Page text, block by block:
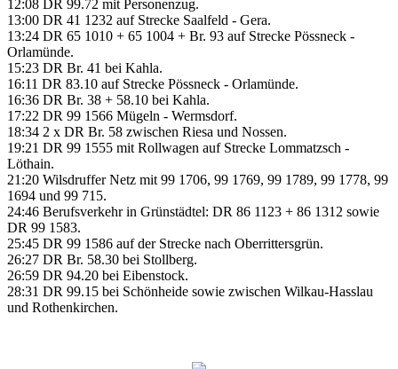
12:08 DR 99.72 mit Personenzug.
13:00 DR 41 1232 auf Strecke Saalfeld - Gera.
13:24 DR 65 1010 + 65 1004 + Br. 93 auf Strecke Pössneck -
Orlamünde.
15:23 DR Br. 41 bei Kahla.
16:11 DR 83.10 auf Strecke Pössneck - Orlamünde.
16:36 DR Br. 38 + 58.10 bei Kahla.
17:22 DR 99 1566 Mügeln - Wermsdorf.
18:34 2 x DR Br. 58 zwischen Riesa und Nossen.
19:21 DR 99 1555 mit Rollwagen auf Strecke Lommatzsch -
Löthain.
21:20 Wilsdruffer Netz mit 99 1706, 99 1769, 99 1789, 99 1778, 99
1694 und 99 715.
24:46 Berufsverkehr in Grünstädtel: DR 86 1123 + 86 1312 sowie
DR 99 1583.
25:45 DR 99 1586 auf der Strecke nach Oberrittersgrün.
26:27 DR Br. 58.30 bei Stollberg.
26:59 DR 94.20 bei Eibenstock.
28:31 DR 99.15 bei Schönheide sowie zwischen Wilkau-Hasslau
und Rothenkirchen.